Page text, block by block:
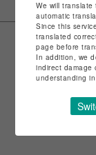
We will
automatic
Since this
translated
page before
In addition, we
indirect damage
understanding